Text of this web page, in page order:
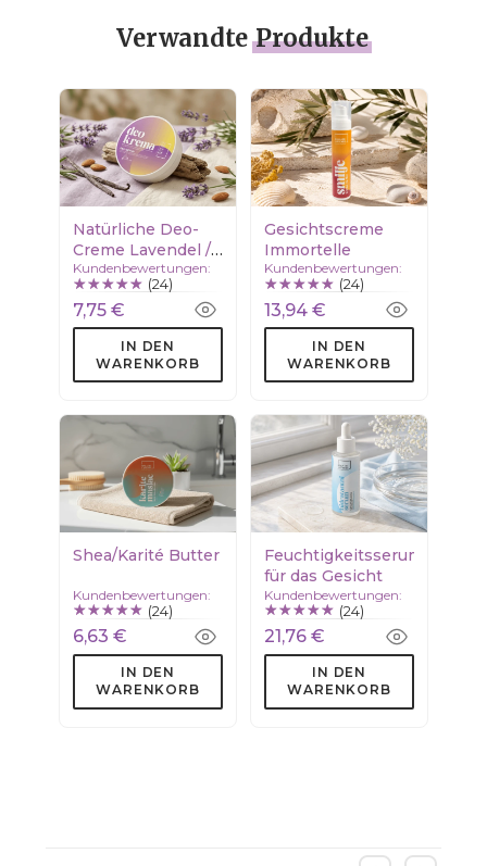
VerwandteProdukte
Natürliche Deo-
Creme Lavendel /
Vanille
Kundenbewertungen:
(24)
7,75 €
IN DEN
WARENKORB
Gesichtscreme
Immortelle
Kundenbewertungen:
(24)
13,94 €
IN DEN
WARENKORB
Shea/Karité Butter
Kundenbewertungen:
(24)
6,63 €
IN DEN
WARENKORB
Feuchtigkeitsserum
für das Gesicht
Kundenbewertungen:
(24)
21,76 €
IN DEN
WARENKORB